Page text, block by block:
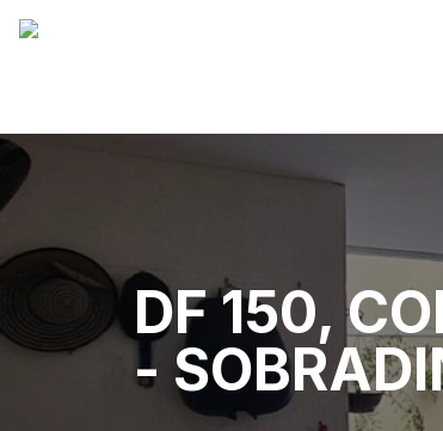
DF 150,
-